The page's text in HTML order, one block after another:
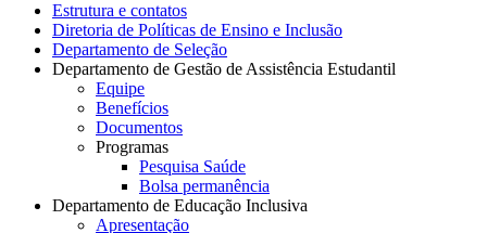
Estrutura e contatos
Diretoria de Políticas de Ensino e Inclusão
Departamento de Seleção
Departamento de Gestão de Assistência Estudantil
Equipe
Benefícios
Documentos
Programas
Pesquisa Saúde
Bolsa permanência
Departamento de Educação Inclusiva
Apresentação